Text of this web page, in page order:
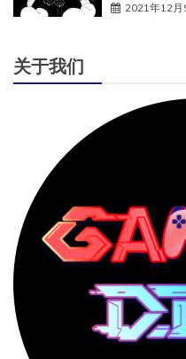
2021年12月
关于我们